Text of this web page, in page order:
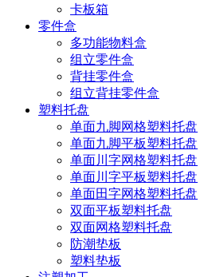
卡板箱
零件盒
多功能物料盒
组立零件盒
背挂零件盒
组立背挂零件盒
塑料托盘
单面九脚网格塑料托盘
单面九脚平板塑料托盘
单面川字网格塑料托盘
单面川字平板塑料托盘
单面田字网格塑料托盘
双面平板塑料托盘
双面网格塑料托盘
防潮垫板
塑料垫板